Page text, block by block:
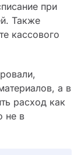
при
Также
кассового
а в
расход как
не в